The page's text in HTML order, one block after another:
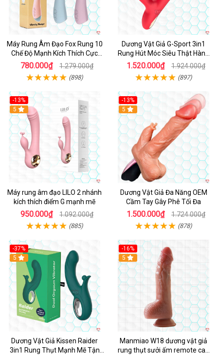
Máy Rung Âm Đạo Fox Rung 10
Chế Độ Mạnh Kích Thích Cực
Sướng
780.000₫ 1.279.000₫
(898)
Dương Vật Giả G-Sport 3in1
Rung Hút Móc Siêu Thật Hàng
Hot
1.520.000₫ 1.924.000₫
(897)
-13%
Hot
5
Máy rung âm đạo LILO 2 nhánh
kích thích điểm G mạnh mẽ
950.000₫ 1.092.000₫
(885)
-13%
Hot
5
Dương Vật Giả Đa Năng OEM
Cầm Tay Gây Phê Tối Đa
1.500.000₫ 1.724.000₫
(878)
-37%
Hot
5
Dương Vật Giả Kissen Raider
3in1 Rung Thụt Mạnh Mẽ Tận
-16%
Hot
5
Manmiao W18 dương vật giả
rung thụt sưởi ấm remote cao